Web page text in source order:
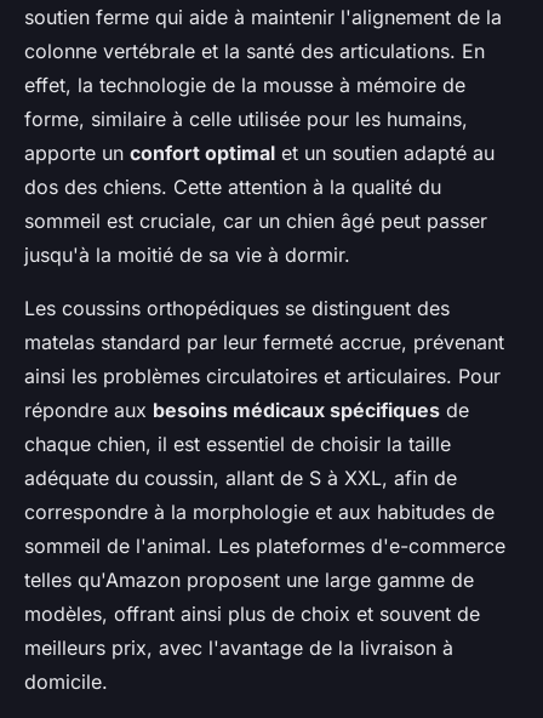
soutien ferme qui aide à maintenir l'alignement de la
colonne vertébrale et la santé des articulations. En
effet, la technologie de la mousse à mémoire de
forme, similaire à celle utilisée pour les humains,
apporte un confort optimal et un soutien adapté au
dos des chiens. Cette attention à la qualité du
sommeil est cruciale, car un chien âgé peut passer
jusqu'à la moitié de sa vie à dormir.
Les coussins orthopédiques se distinguent des
matelas standard par leur fermeté accrue, prévenant
ainsi les problèmes circulatoires et articulaires. Pour
répondre aux besoins médicaux spécifiques de
chaque chien, il est essentiel de choisir la taille
adéquate du coussin, allant de S à XXL, afin de
correspondre à la morphologie et aux habitudes de
sommeil de l'animal. Les plateformes d'e-commerce
telles qu'Amazon proposent une large gamme de
modèles, offrant ainsi plus de choix et souvent de
meilleurs prix, avec l'avantage de la livraison à
domicile.